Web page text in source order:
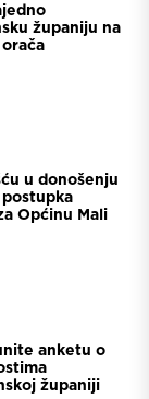
županiju na
u donošenju
Općinu Mali
anketu o
županiji